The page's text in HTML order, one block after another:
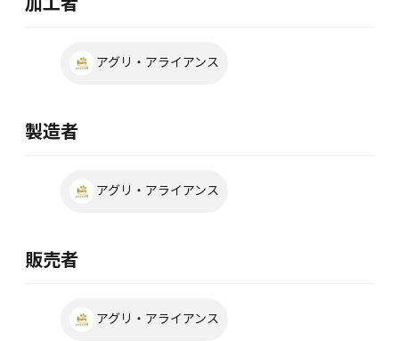
アグリ・アライアンス
製造者
アグリ・アライアンス
販売者
アグリ・アライアンス